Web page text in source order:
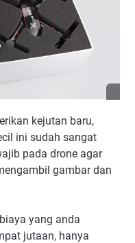
kejutan baru,
ini sudah sangat
pada drone agar
gambar dan
yang anda
jutaan, hanya